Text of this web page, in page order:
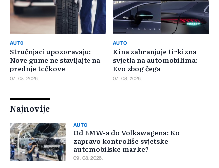
AUTO
Stručnjaci upozoravaju:
Nove gume ne stavljajte na
prednje točkove
07. 08. 2026.
AUTO
Kina zabranjuje tirkizna
svjetla na automobilima:
Evo zbog čega
07. 08. 2026.
Najnovije
AUTO
Od BMW-a do Volkswagena: Ko
zapravo kontroliše svjetske
automobilske marke?
09. 08. 2026.